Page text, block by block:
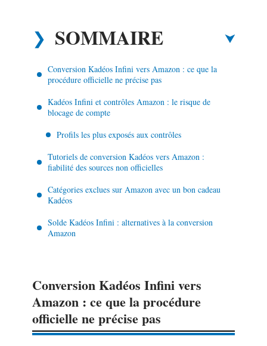
SOMMAIRE
Conversion Kadéos Infini vers Amazon : ce que la
procédure officielle ne précise pas
Kadéos Infini et contrôles Amazon : le risque de
blocage de compte
Profils les plus exposés aux contrôles
Tutoriels de conversion Kadéos vers Amazon :
fiabilité des sources non officielles
Catégories exclues sur Amazon avec un bon cadeau
Kadéos
Solde Kadéos Infini : alternatives à la conversion
Amazon
Conversion Kadéos Infini vers
Amazon : ce que la procédure
officielle ne précise pas